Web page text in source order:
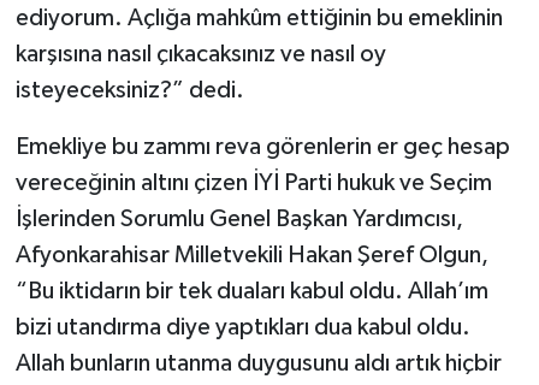
ediyorum. Açlığa mahkûm ettiğinin bu emeklinin
karşısına nasıl çıkacaksınız ve nasıl oy
isteyeceksiniz?” dedi.
Emekliye bu zammı reva görenlerin er geç hesap
vereceğinin altını çizen İYİ Parti hukuk ve Seçim
İşlerinden Sorumlu Genel Başkan Yardımcısı,
Afyonkarahisar Milletvekili Hakan Şeref Olgun,
“Bu iktidarın bir tek duaları kabul oldu. Allah’ım
bizi utandırma diye yaptıkları dua kabul oldu.
Allah bunların utanma duygusunu aldı artık hiçbir